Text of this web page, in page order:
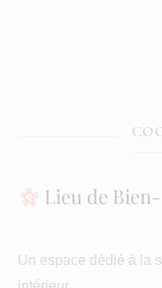
Lieu de
Un espace dédié à la